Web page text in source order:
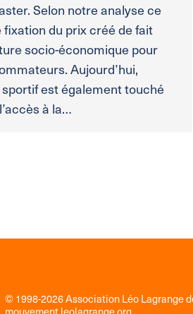
Selon notre analyse ce
fixation du prix créé de fait
socio-économique pour
Aujourd’hui,
sportif est également touché
à la…
© 1998-2026 Association Léo Lagrange